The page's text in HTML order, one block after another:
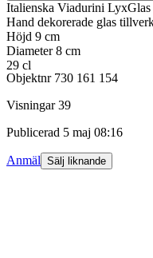
Italienska Viadurini
Hand dekorerade glas
Höjd 9 cm
Diameter 8 cm
29 cl
Objektnr 730 161 154
Visningar 39
Publicerad 5 maj 08:16
Anmäl Sälj liknande